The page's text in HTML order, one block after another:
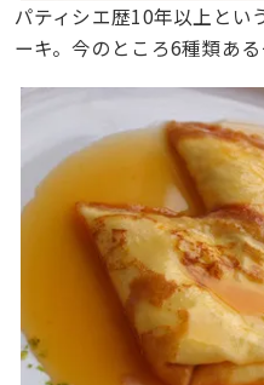
パティシエ歴10年以上とい
ーキ。今のところ6種類ある